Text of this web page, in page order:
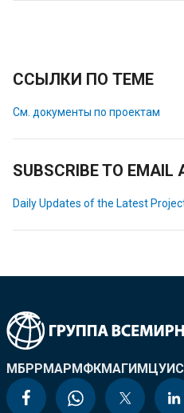
ССЫЛКИ ПО ТЕМЕ
См. документы по проектам
SUBSCRIBE TO EMAIL
Daily Updates of the Latest
МБРРМАРМФКМАГИМЦУИС